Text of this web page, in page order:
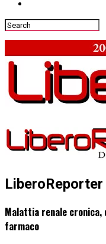
LiberoReporter
Malattia renale cronica,
farmaco